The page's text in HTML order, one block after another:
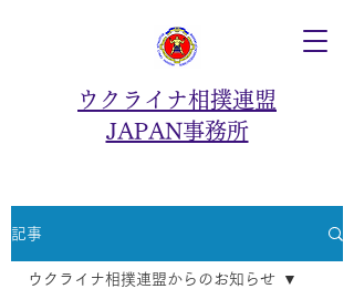
ウクライナ相撲連盟
JAPAN事務所
記事
ウクライナ相撲連盟からのお知らせ